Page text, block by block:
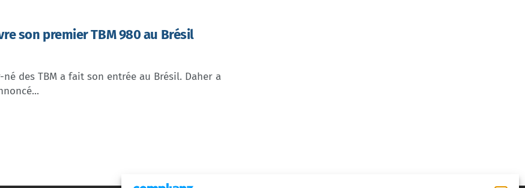
son premier TBM 980 au Brésil
né des TBM a fait son entrée au Brésil. Daher a